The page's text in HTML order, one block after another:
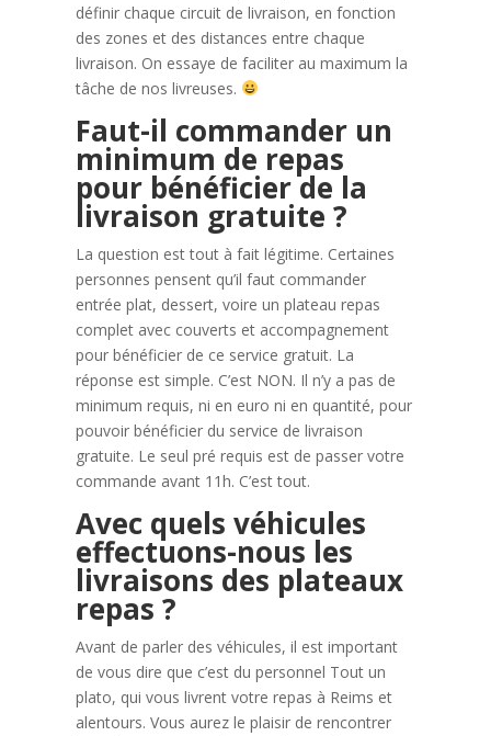
définir chaque circuit de livraison, en fonction
des zones et des distances entre chaque
livraison. On essaye de faciliter au maximum la
tâche de nos livreuses.
Faut-il commander un
minimum de repas
pour bénéficier de la
livraison gratuite ?
La question est tout à fait légitime. Certaines
personnes pensent qu’il faut commander
entrée plat, dessert, voire un plateau repas
complet avec couverts et accompagnement
pour bénéficier de ce service gratuit. La
réponse est simple. C’est NON. Il n’y a pas de
minimum requis, ni en euro ni en quantité, pour
pouvoir bénéficier du service de livraison
gratuite. Le seul pré requis est de passer votre
commande avant 11h. C’est tout.
Avec quels véhicules
effectuons-nous les
livraisons des plateaux
repas ?
Avant de parler des véhicules, il est important
de vous dire que c’est du personnel Tout un
plato, qui vous livrent votre repas à Reims et
alentours. Vous aurez le plaisir de rencontrer